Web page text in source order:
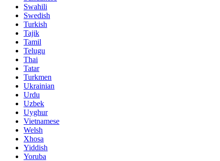
Swahili
Swedish
Turkish
Tajik
Tamil
Telugu
Thai
Tatar
Turkmen
Ukrainian
Urdu
Uzbek
Uyghur
Vietnamese
Welsh
Xhosa
Yiddish
Yoruba